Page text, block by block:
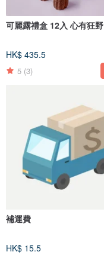
可麗露禮盒 12入 心有狂野
HK$ 435.5
5 (3)
補運費
HK$ 15.5